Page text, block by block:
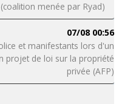
menée par Ryad)
07/08 00:56
et manifestants lors d'un
projet de loi sur la propriété
privée (AFP)